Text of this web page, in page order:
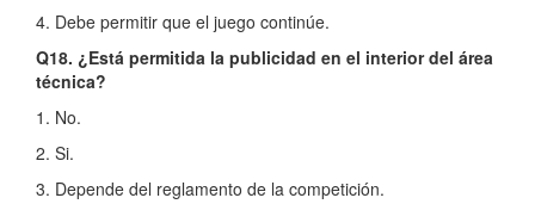
4. Debe permitir que el juego continúe.
Q18. ¿Está permitida la publicidad en el interior del área
técnica?
1. No.
2. Si.
3. Depende del reglamento de la competición.